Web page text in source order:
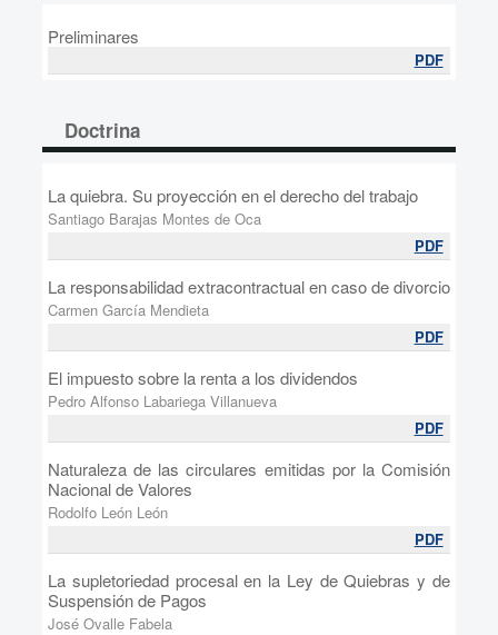
Preliminares
PDF
Doctrina
La quiebra. Su proyección en el derecho del trabajo
Santiago Barajas Montes de Oca
PDF
La responsabilidad extracontractual en caso de divorcio
Carmen García Mendieta
PDF
El impuesto sobre la renta a los dividendos
Pedro Alfonso Labariega Villanueva
PDF
Naturaleza de las circulares emitidas por la Comisión
Nacional de Valores
Rodolfo León León
PDF
La supletoriedad procesal en la Ley de Quiebras y de
Suspensión de Pagos
José Ovalle Fabela